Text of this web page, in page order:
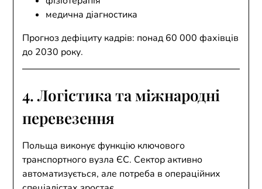
медична діагностика
Прогноз дефіциту кадрів: понад 60 000 фахівців
до 2030 року.
4. Логістика та міжнародні
перевезення
Польща виконує функцію ключового
транспортного вузла ЄС. Сектор активно
автоматизується, але потреба в операційних